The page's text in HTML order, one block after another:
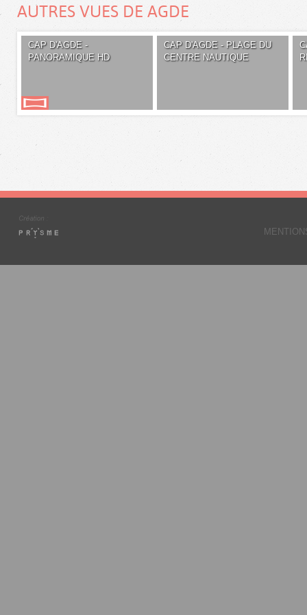
AUTRES VUES DE AGDE
CAP D'AGDE -
PANORAMIQUE HD
CAP D'AGDE - PLAGE DU
CENTRE NAUTIQUE